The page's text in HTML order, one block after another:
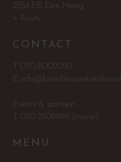
2554 EE Den Haag
» Route
CONTACT
T 070-8002050
E info@beachhousekijkduin.nl
Events & partijen:
T 070-2509999 (ma-vr)
MENU